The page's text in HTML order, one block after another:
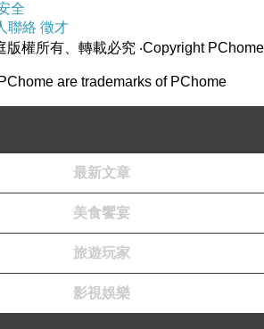
全
聯絡 徵才
版權所有、轉載必究 ‧Copyright PChome
are trademarks of PChome
最新文章
美食饗宴
旅遊玩家
影視娛樂